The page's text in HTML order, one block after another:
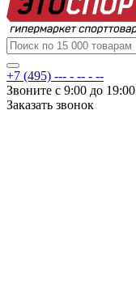
+7 (495) --- - -- - --
Звоните с 9:00 до 19:00
Заказать звонок